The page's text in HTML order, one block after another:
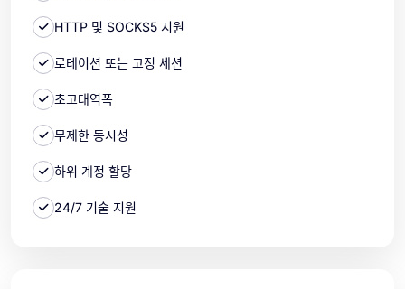
HTTP 및 SOCKS5 지원
로테이션 또는 고정 세션
초고대역폭
무제한 동시성
하위 계정 할당
24/7 기술 지원